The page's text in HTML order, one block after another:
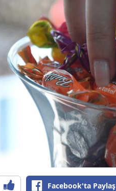
Facebook'ta Paylaş